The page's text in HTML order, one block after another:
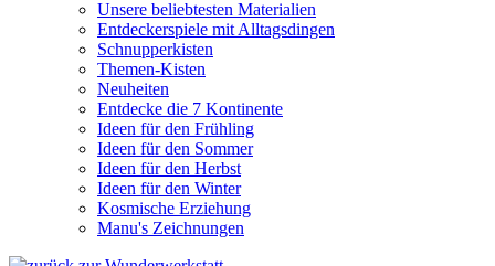
Unsere beliebtesten Materialien
Entdeckerspiele mit Alltagsdingen
Schnupperkisten
Themen-Kisten
Neuheiten
Entdecke die 7 Kontinente
Ideen für den Frühling
Ideen für den Sommer
Ideen für den Herbst
Ideen für den Winter
Kosmische Erziehung
Manu's Zeichnungen